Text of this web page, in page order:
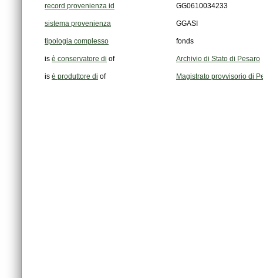
record provenienza id GG0610034233
sistema provenienza GGASI
tipologia complesso fonds
is è conservatore di of Archivio di Stato di Pesaro
is è produttore di of Magistrato provvisorio di